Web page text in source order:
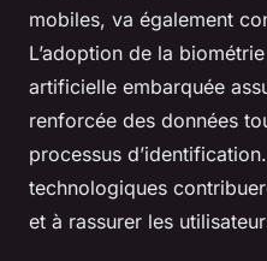
mobiles, va également
L’adoption de la
artificielle embarquée
renforcée des données
processus
technologiques
et à rassurer les